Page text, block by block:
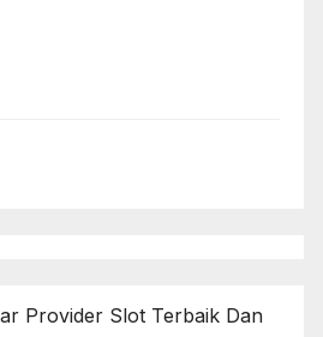
Provider Slot Terbaik Dan